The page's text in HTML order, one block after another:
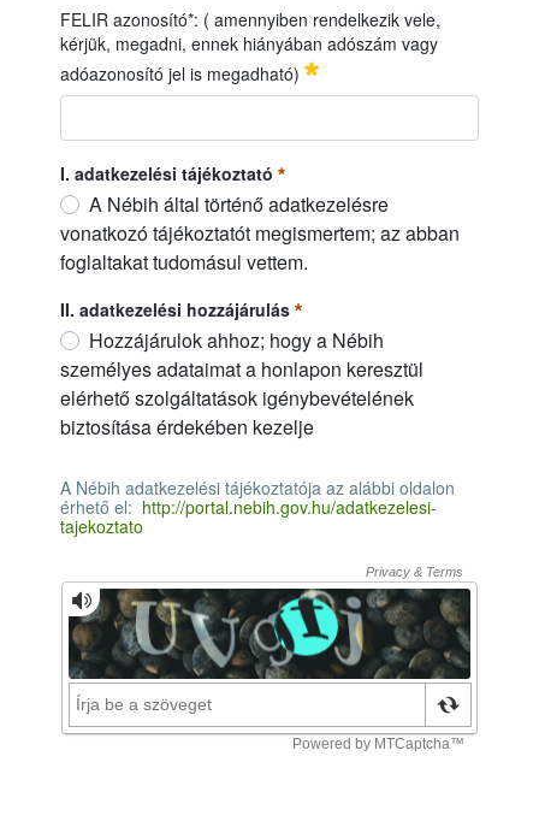
FELIR azonosító*: ( amennyiben rendelkezik vele,
kérjük, megadni, ennek hiányában adószám vagy
adóazonosító jel is megadható)
I. adatkezelési tájékoztató
A Nébih által történő adatkezelésre
vonatkozó tájékoztatót megismertem; az abban
foglaltakat tudomásul vettem.
II. adatkezelési hozzájárulás
Hozzájárulok ahhoz; hogy a Nébih
személyes adataimat a honlapon keresztül
elérhető szolgáltatások igénybevételének
biztosítása érdekében kezelje
A Nébih adatkezelési tájékoztatója az alábbi oldalon
érhető el: http://portal.nebih.gov.hu/adatkezelesi-
tajekoztato
A Nébih adatkezelési tájékoztatója az alábbi oldalon érhető